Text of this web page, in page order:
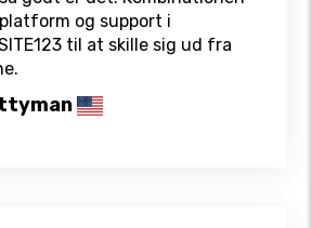
og support i
til at skille sig ud fra